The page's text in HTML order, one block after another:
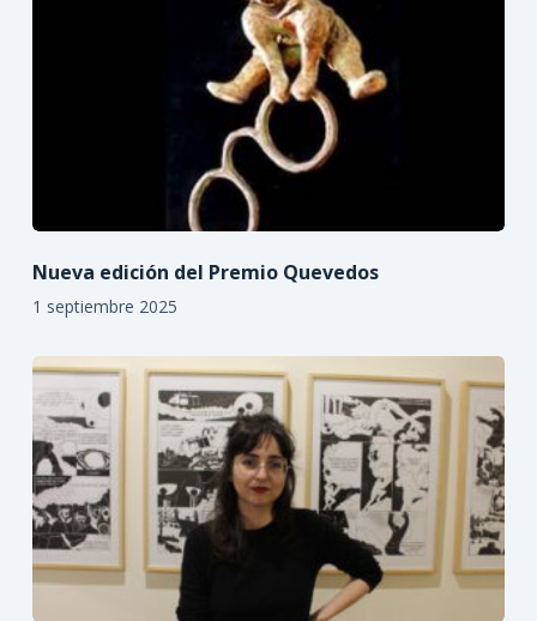
Nueva edición del Premio Quevedos
1 septiembre 2025